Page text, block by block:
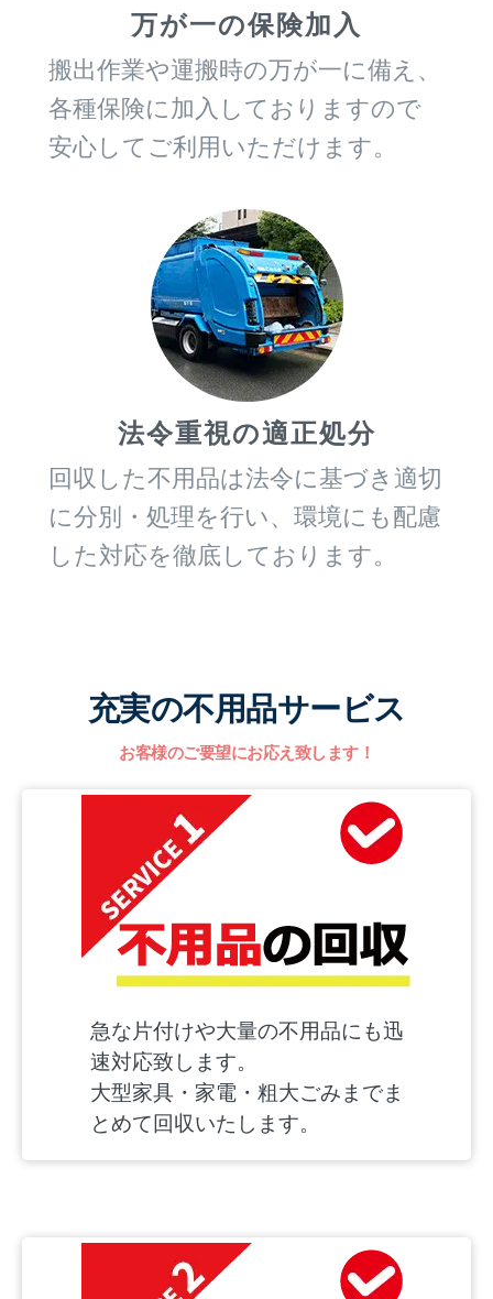
万が一の保険加入
搬出作業や運搬時の万が一に備え、
各種保険に加入しておりますので
安心してご利用いただけます。
法令重視の適正処分
回収した不用品は法令に基づき適切
に分別・処理を行い、環境にも配慮
した対応を徹底しております。
充実の不用品サービス
お客様のご要望にお応え致します！
急な片付けや大量の不用品にも迅
速対応致します。
大型家具・家電・粗大ごみまでま
とめて回収いたします。